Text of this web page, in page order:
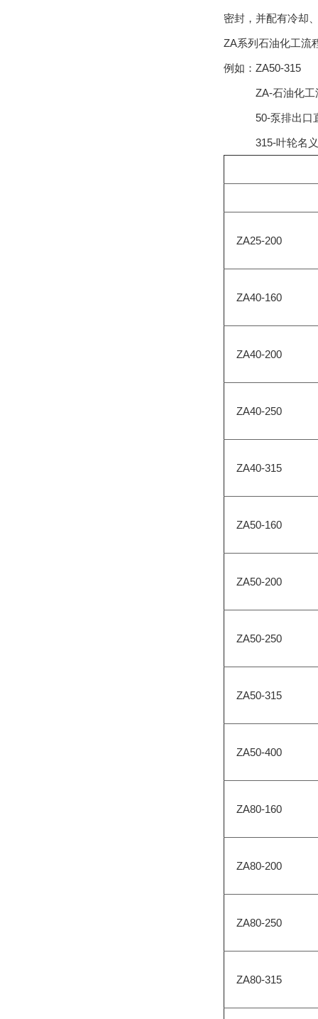
密封，并配有冷却
ZA系列石油化工流
例如：ZA50-315
ZA-石油化工
50-泵排出口直
315-叶轮名义
ZA25-200
ZA40-160
ZA40-200
ZA40-250
ZA40-315
ZA50-160
ZA50-200
ZA50-250
ZA50-315
ZA50-400
ZA80-160
ZA80-200
ZA80-250
ZA80-315